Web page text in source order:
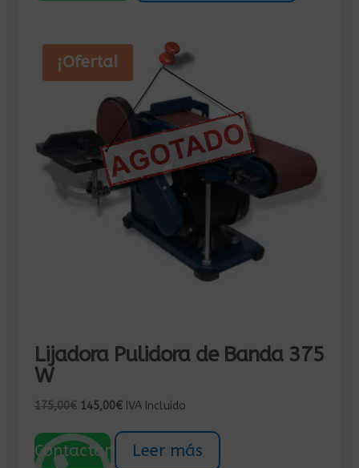
¡Oferta!
Lijadora Pulidora de Banda 375
W
175,00€ El
original
era:
145,00€El
actual
es:
IVA Incluído
Contactar Leer más